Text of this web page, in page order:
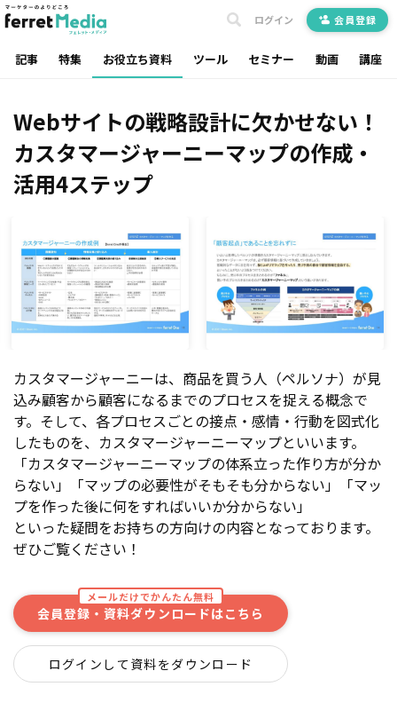
記事 特集 お役立ち資料 ツール セミナー 動画 講座
ログイン 会員登録
Webサイトの戦略設計に欠かせない！
カスタマージャーニーマップの作成・
活用4ステップ
カスタマージャーニーは、商品を買う人（ペルソナ）が見
込み顧客から顧客になるまでのプロセスを捉える概念で
す。そして、各プロセスごとの接点・感情・行動を図式化
したものを、カスタマージャーニーマップといいます。
「カスタマージャーニーマップの体系立った作り方が分か
らない」「マップの必要性がそもそも分からない」「マッ
プを作った後に何をすればいいか分からない」
といった疑問をお持ちの方向けの内容となっております。
ぜひご覧ください！
メールだけでかんたん無料
会員登録・資料ダウンロードはこちら
ログインして資料をダウンロード